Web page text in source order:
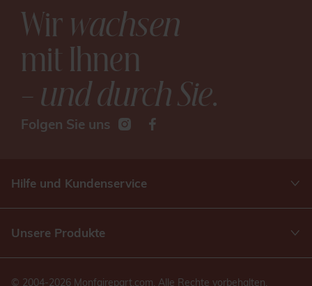
Wirwachsen
mit Ihnen
– und durch Sie.
Folgen Sie uns
Hilfe und Kundenservice
Unsere Produkte
© 2004-2026 Monfairepart.com. Alle Rechte vorbehalten.